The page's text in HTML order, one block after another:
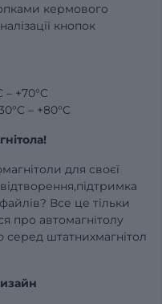
кермового
кнопок
+70°C
– +80°C
для своєї
Все це тільки
про автомагнітолу
штатнихмагнітол